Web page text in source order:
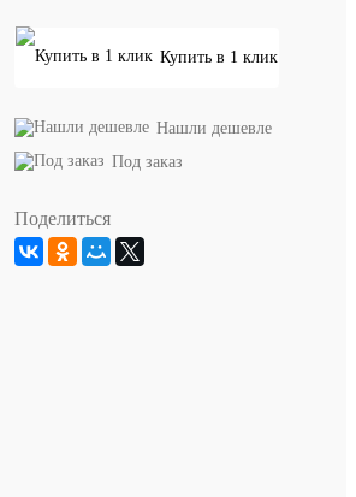
Купить в 1 клик
Нашли дешевле
Под заказ
Поделиться